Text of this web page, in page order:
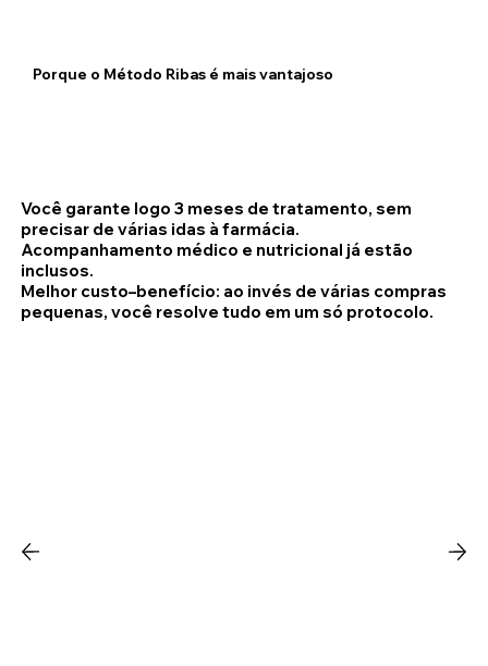
Porque o Método Ribas é mais vantajoso
Você garante logo 3 meses de tratamento, sem
precisar de várias idas à farmácia.
Acompanhamento médico e nutricional já estão
inclusos.
Melhor custo–benefício: ao invés de várias compras
pequenas, você resolve tudo em um só protocolo.